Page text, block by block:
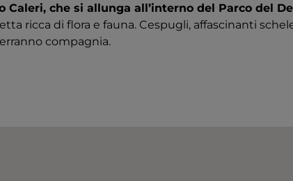
Caleri, che si allunga all’interno del Parco del
ricca di flora e fauna. Cespugli, affascinanti
compagnia.